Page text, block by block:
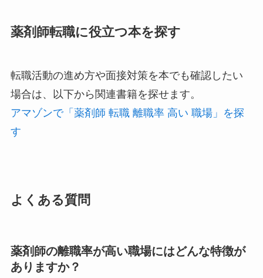
薬剤師転職に役立つ本を探す
転職活動の進め方や面接対策を本でも確認したい
場合は、以下から関連書籍を探せます。
アマゾンで「薬剤師 転職 離職率 高い 職場」を探
す
よくある質問
薬剤師の離職率が高い職場にはどんな特徴が
ありますか？